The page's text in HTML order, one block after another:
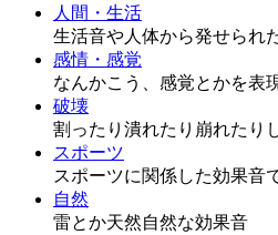
人間・生活
生活音や人体から発せられ
感情・感覚
なんかこう、感覚とかを表
破壊
割ったり潰れたり崩れたり
スポーツ
スポーツに関係した効果音
自然
雷とか天然自然な効果音